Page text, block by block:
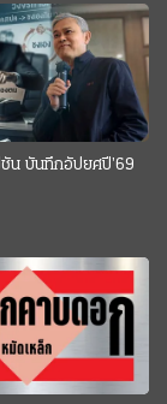
น บันทึกอัปยศปี’69